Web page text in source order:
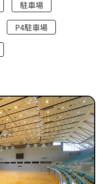
駐車場
P4駐車場